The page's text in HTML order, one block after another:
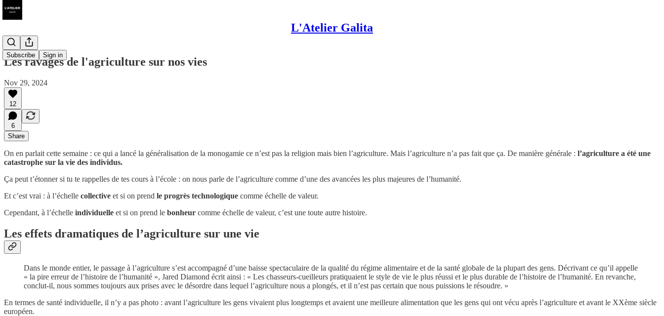
L'Atelier Galita
Subscribe Sign in
Les ravages de l'agriculture sur nos vies
Nov 29, 2024
12
6
Share
On en parlait cette semaine : ce qui a lancé la généralisation de la monogamie ce n’est pas la religion mais bien l’agriculture. Mais l’agriculture n’a pas fait que ça. De manière générale : l’agriculture a été une
catastrophe sur la vie des individus.
Ça peut t’étonner si tu te rappelles de tes cours à l’école : on nous parle de l’agriculture comme d’une des avancées les plus majeures de l’humanité.
Et c’est vrai : à l’échelle collective et si on prend le progrès technologique comme échelle de valeur.
Cependant, à l’échelle individuelle et si on prend le bonheur comme échelle de valeur, c’est une toute autre histoire.
Les effets dramatiques de l’agriculture sur une vie
Dans le monde entier, le passage à l’agriculture s’est accompagné d’une baisse spectaculaire de la qualité du régime alimentaire et de la santé globale de la plupart des gens. Décrivant ce qu’il appelle
« la pire erreur de l’histoire de l’humanité », Jared Diamond écrit ainsi : « Les chasseurs-cueilleurs pratiquaient le style de vie le plus réussi et le plus durable de l’histoire de l’humanité. En revanche,
conclut-il, nous sommes toujours aux prises avec le désordre dans lequel l’agriculture nous a plongés, et il n’est pas certain que nous puissions le résoudre. »
En termes de santé individuelle, il n’y a pas photo : avant l’agriculture les gens vivaient plus longtemps et avaient une meilleure alimentation que les gens qui ont vécu après l’agriculture et avant le XXème siècle
européen.